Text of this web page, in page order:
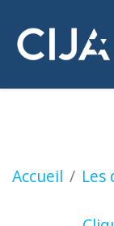
Accueil Les